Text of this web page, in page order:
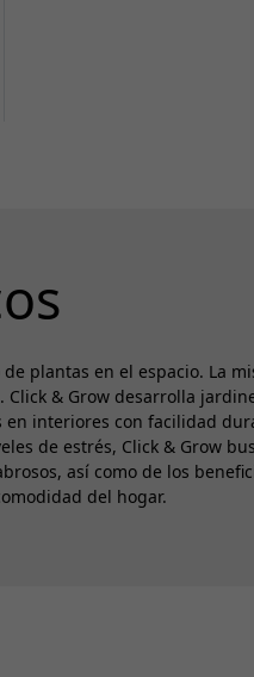
plantas en el espacio. La
& Grow desarrolla
interiores con facilidad
de estrés, Click & Grow
así como de los
del hogar.